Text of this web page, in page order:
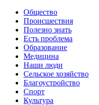
Общество
Происшествия
Полезно знать
Есть проблема
Образование
Медицина
Наши люди
Сельское хозяйство
Благоустройство
Спорт
Культура